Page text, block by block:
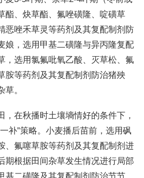
酯、炔草酯、氟唑磺隆、啶磺草
恶唑禾草灵等药剂及其复配制剂防
娘，选用甲基二磺隆与异丙隆复配
，选用氯氟吡氧乙酸、灭草松、氟
胺等药剂及其复配制剂防治猪殃
。
，在秋播时土壤墒情好的条件下，
补”策略。小麦播后苗前，选用砜
、氟噻草胺等药剂及其复配制剂进
期根据田间杂草发生情况进行局部